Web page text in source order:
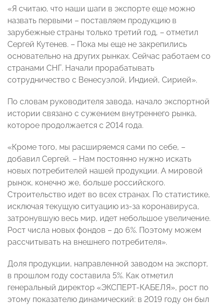
«Я считаю, что наши шаги в экспорте еще можно
назвать первыми – поставляем продукцию в
зарубежные страны только третий год, – отметил
Сергей Кутенев. – Пока мы еще не закрепились
основательно на других рынках. Сейчас работаем со
странами СНГ. Начали прорабатывать
сотрудничество с Венесуэлой, Индией, Сирией».
По словам руководителя завода, начало экспортной
истории связано с сужением внутреннего рынка,
которое продолжается с 2014 года.
«Кроме того, мы расширяемся сами по себе, –
добавил Сергей. – Нам постоянно нужно искать
новых потребителей нашей продукции. А мировой
рынок, конечно же, больше российского.
Строительство идет во всех странах. По статистике,
исключая текущую ситуацию из-за коронавируса,
затронувшую весь мир, идет небольшое увеличение.
Рост числа новых фондов – до 6%. Поэтому можем
рассчитывать на внешнего потребителя».
Доля продукции, направленной заводом на экспорт,
в прошлом году составила 5%. Как отметил
генеральный директор «ЭКСПЕРТ-КАБЕЛЯ», рост по
этому показателю динамический: в 2019 году он был